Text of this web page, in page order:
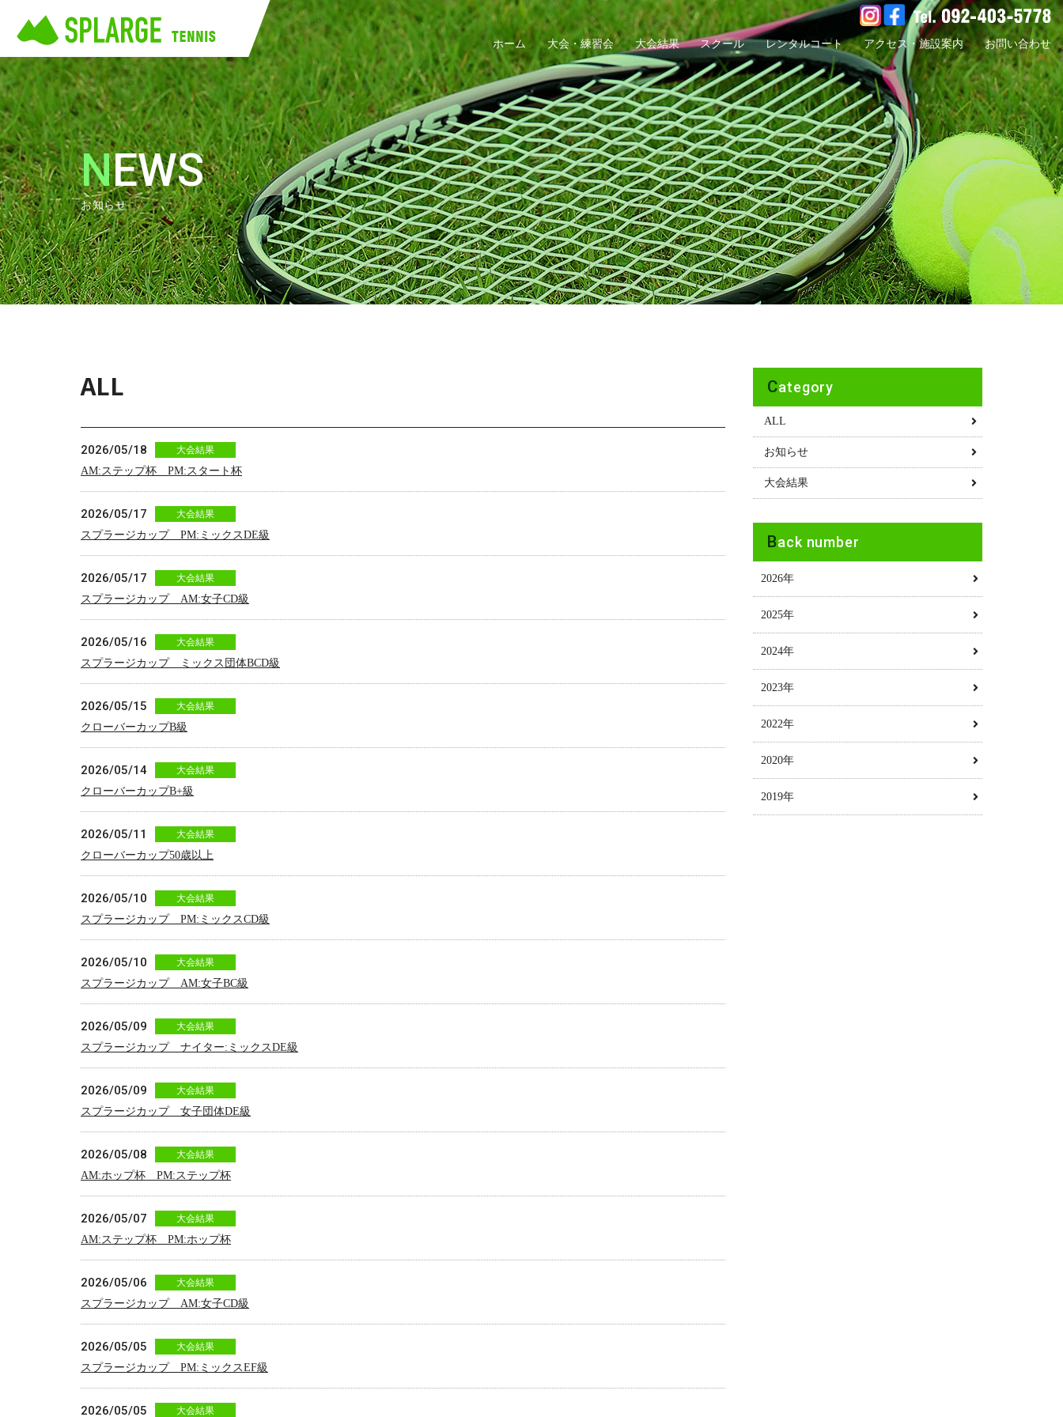
ホーム 大会・練習会 大会結果 スクール レンタルコート アクセス・施設案内 お問い合わせ
NEWS
お知らせ
Category
ALL
お知らせ
大会結果
Back number
2026年
2025年
2024年
2023年
2022年
2020年
2019年
ALL
2026/05/18 大会結果
AM:ステップ杯 PM:スタート杯
2026/05/17 大会結果
スプラージカップ PM:ミックスDE級
2026/05/17 大会結果
スプラージカップ AM:女子CD級
2026/05/16 大会結果
スプラージカップ ミックス団体BCD級
2026/05/15 大会結果
クローバーカップB級
2026/05/14 大会結果
クローバーカップB+級
2026/05/11 大会結果
クローバーカップ50歳以上
2026/05/10 大会結果
スプラージカップ PM:ミックスCD級
2026/05/10 大会結果
スプラージカップ AM:女子BC級
2026/05/09 大会結果
スプラージカップ ナイター:ミックスDE級
2026/05/09 大会結果
スプラージカップ 女子団体DE級
2026/05/08 大会結果
AM:ホップ杯 PM:ステップ杯
2026/05/07 大会結果
AM:ステップ杯 PM:ホップ杯
2026/05/06 大会結果
スプラージカップ AM:女子CD級
2026/05/05 大会結果
スプラージカップ PM:ミックスEF級
2026/05/05 大会結果